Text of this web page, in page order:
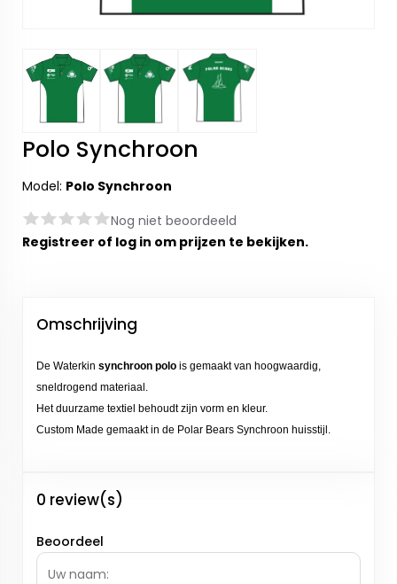
Polo Synchroon
Model: Polo Synchroon
Nog niet beoordeeld
Registreer of log in om prijzen te bekijken.
Omschrijving
De Waterkin synchroon polo is gemaakt van hoogwaardig,
sneldrogend materiaal.
Het duurzame textiel behoudt zijn vorm en kleur.
Custom Made gemaakt in de Polar Bears Synchroon huisstijl.
0 review(s)
Beoordeel